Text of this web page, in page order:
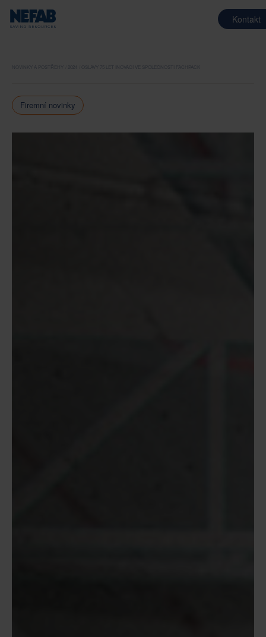
Kontakt
NOVINKY A POSTŘEHY OSLAVY 75 LET INOVACÍ VE SPOLEČNOSTI FACHPACK
Firemní novinky